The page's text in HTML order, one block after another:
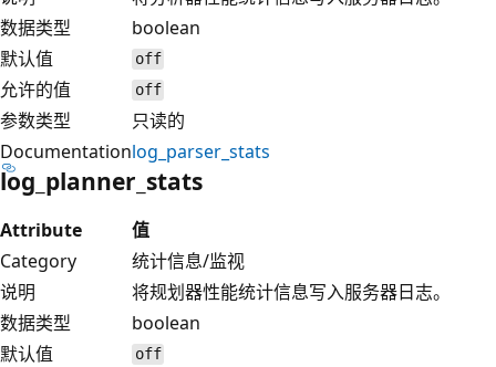
数据类型
boolean
默认值
off
允许的值 off
参数类型
只读的
Documentationlog_parser_stats
log_planner_stats
Attribute
值
Category
统计信息/监视
说明
将规划器性能统计信息写入服务器日志。
数据类型
boolean
默认值
off